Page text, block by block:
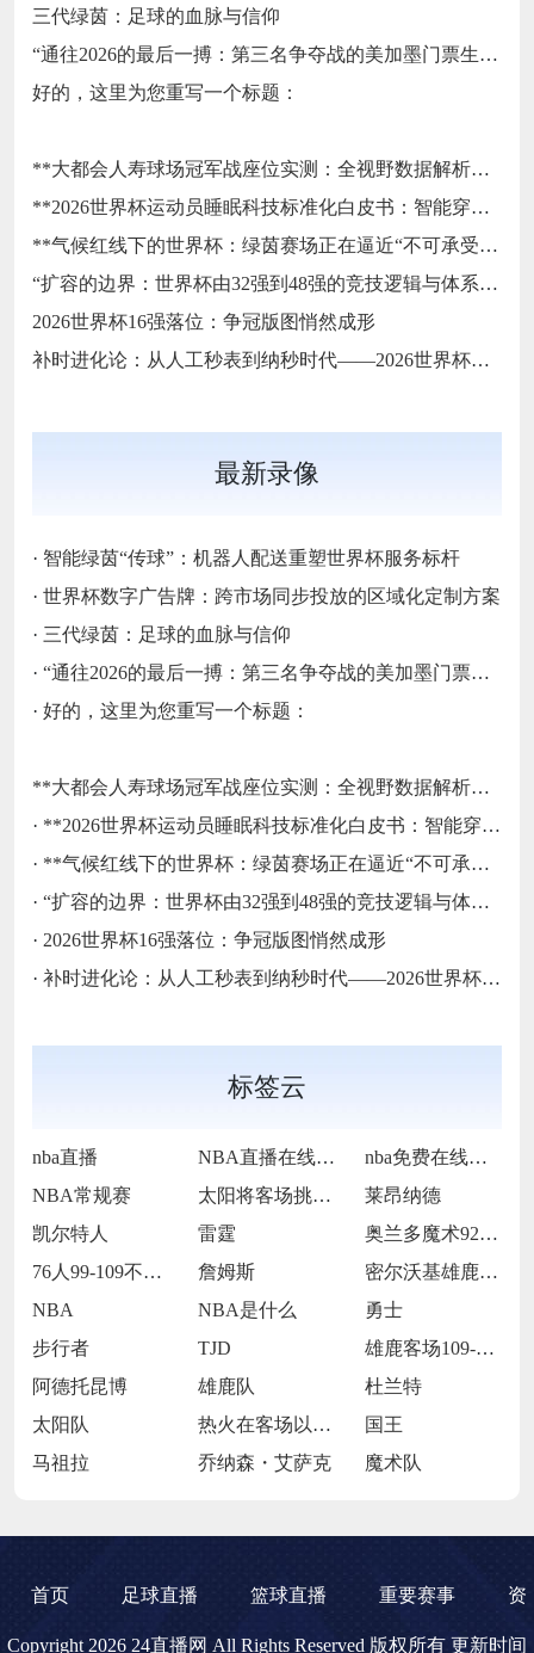
三代绿茵：足球的血脉与信仰
“通往2026的最后一搏：第三名争夺战的美加墨门票生死局”
好的，这里为您重写一个标题：
**大都会人寿球场冠军战座位实测：全视野数据解析与等级精准评估**
**2026世界杯运动员睡眠科技标准化白皮书：智能穿戴监测标准与认证体系框架**
**气候红线下的世界杯：绿茵赛场正在逼近“不可承受之热”**
“扩容的边界：世界杯由32强到48强的竞技逻辑与体系重塑”
2026世界杯16强落位：争冠版图悄然成形
补时进化论：从人工秒表到纳秒时代——2026世界杯计时规则展望
最新录像
· 智能绿茵“传球”：机器人配送重塑世界杯服务标杆
· 世界杯数字广告牌：跨市场同步投放的区域化定制方案
· 三代绿茵：足球的血脉与信仰
· “通往2026的最后一搏：第三名争夺战的美加墨门票生死局”
· 好的，这里为您重写一个标题：
**大都会人寿球场冠军战座位实测：全视野数据解析与等级精准评估**
· **2026世界杯运动员睡眠科技标准化白皮书：智能穿戴监测标准与认证体系框架**
· **气候红线下的世界杯：绿茵赛场正在逼近“不可承受之热”**
· “扩容的边界：世界杯由32强到48强的竞技逻辑与体系重塑”
· 2026世界杯16强落位：争冠版图悄然成形
· 补时进化论：从人工秒表到纳秒时代——2026世界杯计时规则展望
标签云
nba直播 NBA直播在线观看
nba免费在线高清直播
NBA常规赛
太阳将客场挑战步行者
莱昂纳德
凯尔特人
雷霆
奥兰多魔术92-105犹他爵士
76人99-109不敌太阳
詹姆斯
密尔沃基雄鹿前锋克里斯·米德尔顿
NBA
NBA是什么
勇士
步行者
TJD
雄鹿客场109-106击败魔术
阿德托昆博
雄鹿队
杜兰特
太阳队
热火在客场以119-98大胜开拓者
国王
马祖拉
乔纳森・艾萨克 魔术队
首页 足球直播 篮球直播 重要赛事 资
Copyright 2026 24直播网 All Rights Reserved 版权所有 更新时间